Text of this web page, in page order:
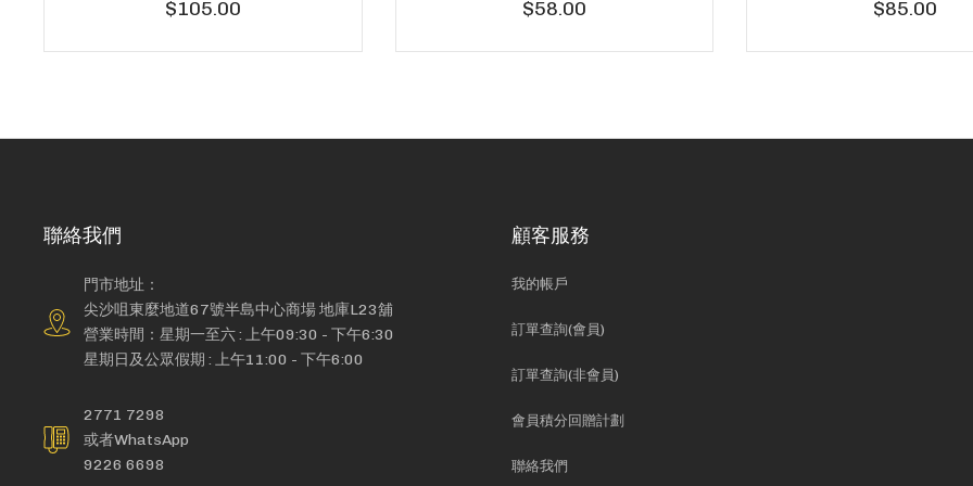
$105.00 $58.00 $85.00
聯絡我們
門市地址：
尖沙咀東麼地道67號半島中心商場 地庫L23舖
營業時間：星期一至六 : 上午09:30 - 下午6:30
星期日及公眾假期 : 上午11:00 - 下午6:00
2771 7298
或者WhatsApp
9226 6698
顧客服務
我的帳戶
訂單查詢(會員)
訂單查詢(非會員)
會員積分回贈計劃
聯絡我們